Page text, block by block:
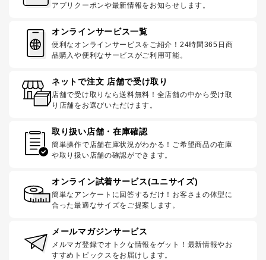
アプリクーポンや最新情報をお知らせします。
オンラインサービス一覧
便利なオンラインサービスをご紹介！24時間365日商
品購入や便利なサービスがご利用可能。
ネットで注文 店舗で受け取り
店舗で受け取りなら送料無料！全店舗の中から受け取
り店舗をお選びいただけます。
取り扱い店舗・在庫確認
簡単操作で店舗在庫状況がわかる！ご希望商品の在庫
や取り扱い店舗の確認ができます。
オンライン試着サービス(ユニサイズ)
簡単なアンケートに回答するだけ！お客さまの体型に
合った最適なサイズをご提案します。
メールマガジンサービス
メルマガ登録でオトクな情報をゲット！最新情報やお
すすめトピックスをお届けします。